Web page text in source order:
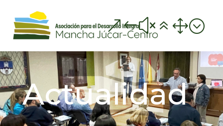
&#x61;
Actualidad